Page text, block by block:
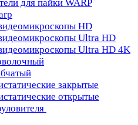
для пайки WARP
HD
Ultra HD
Ultra HD 4K
закрытые
открытые